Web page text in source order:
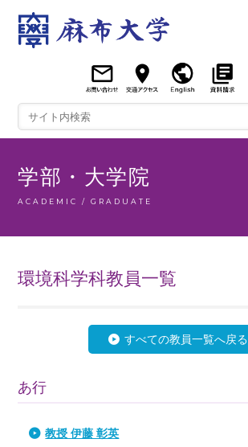
学部・大学院
ACADEMIC / GRADUATE
環境科学科教員一覧
すべての教員一覧へ戻る
あ行
教授 伊藤 彰英